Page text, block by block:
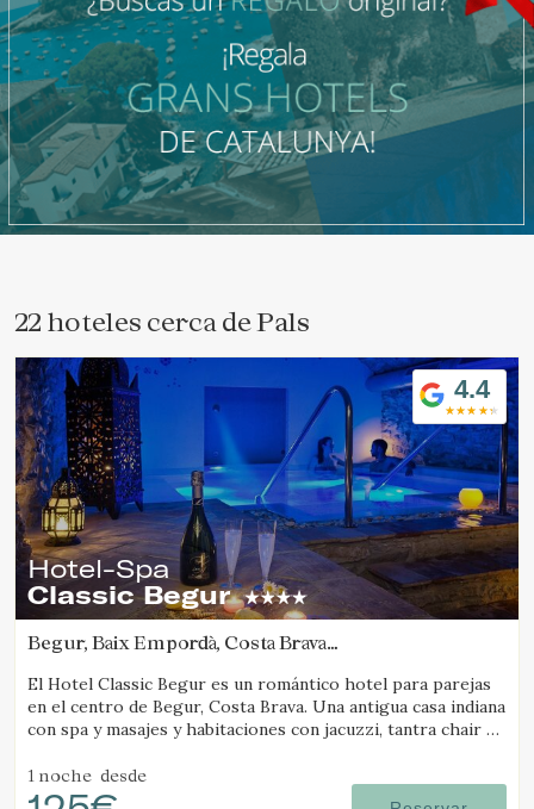
22 hoteles cerca dePals
4.4
Hotel-Spa
Classic Begur
Begur, Baix Empordà, Costa Brava
El Hotel Classic Begur es un romántico hotel para parejas
en el centro de Begur, Costa Brava. Una antigua casa indiana
con spa y masajes y habitaciones con jacuzzi, tantra chair y
1 noche desde